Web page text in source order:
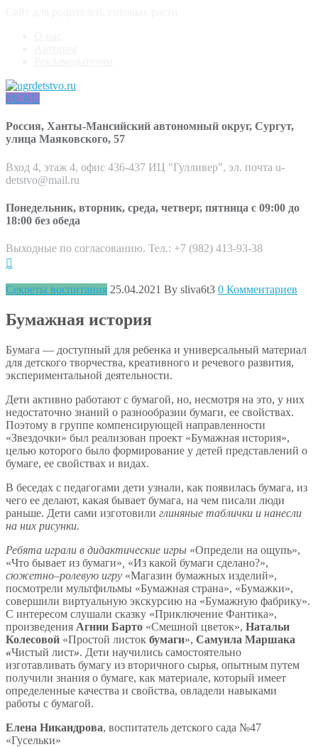
MENU
Россия, Ханты-Мансийский автономный округ, Сургут,
улица Маяковского, 57
Вход 4, этаж 4, офис 436-437 ИЦ "Гулливер", эл. почта u-
detstvo@mail.ru
Понедельник, вторник, среда, четверг, пятница с 09:00 до
18:00 без обеда
Выходные по согласованию. Тел.: +7 (982) 413-93-38
Секреты воспитания 25.04.2021 By sliva6t3 0 Комментариев
Бумажная история
Бумага — доступный для ребенка и универсальный материал
для детского творчества, креативного и речевого развития,
экспериментальной деятельности.
Дети активно работают с бумагой, но, несмотря на это, у них
недостаточно знаний о разнообразии бумаги, ее свойствах.
Поэтому в группе компенсирующей направленности
«Звездочки» был реализован проект «Бумажная история»,
целью которого было формирование у детей представлений о
бумаге, ее свойствах и видах.
В беседах с педагогами дети узнали, как появилась бумага, из
чего ее делают, какая бывает бумага, на чем писали люди
раньше. Дети сами изготовили глиняные таблички и нанесли
на них рисунки.
Ребята играли в дидактические игры «Определи на ощупь»,
«Что бывает из бумаги» «Из какой бумаги сделано?»,
сюжетно–ролевую игру «Магазин бумажных изделий»,
посмотрели мультфильмы «Бумажная страна», «Бумажки»,
совершили виртуальную экскурсию на «Бумажную фабрику».
С интересом слушали сказку «Приключение Фантика»,
произведения Агнии Барто «Смешной цветок», Натальи
Колесовой «Простой листок бумаги», Самуила Маршака
«Чистый лист». Дети научились самостоятельно
изготавливать бумагу из вторичного сырья, опытным путем
получили знания о бумаге, как материале, который имеет
определенные качества и свойства, овладели навыками
работы с бумагой.
Елена Никандрова, воспитатель детского сада №47
«Гусельки»